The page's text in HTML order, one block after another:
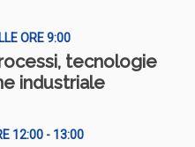
ORE 9:00
tecnologie
industriale
12:00 - 13:00